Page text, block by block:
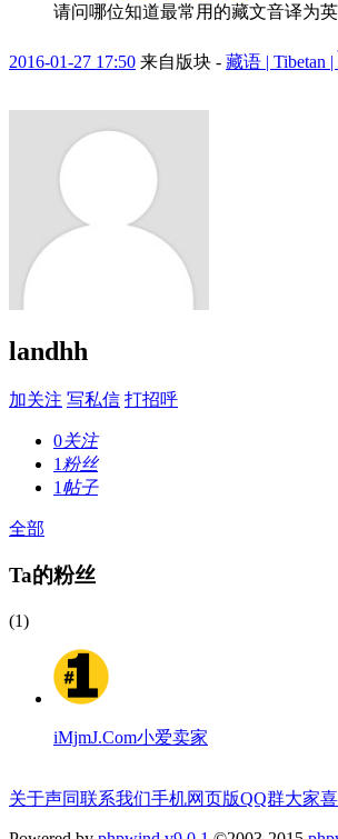
请问哪位知道最常用的藏文音译为
2016-01-27 17:50 来自版块 - 藏语 | Tibetan |
landhh
加关注 写私信 打招呼
0关注
1 粉丝
1 帖子
全部
Ta的粉丝
(1)
iMjmJ.Com小爱卖家
关于声同联系我们手机网页版QQ群大家